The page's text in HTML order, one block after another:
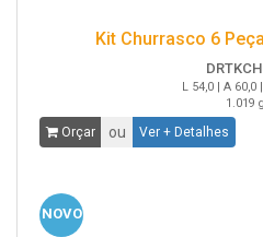
Kit Churrasco 6
L 54,0 | A 60,0
1.019 g
Orçar ou Ver + Detalhes
NOVO